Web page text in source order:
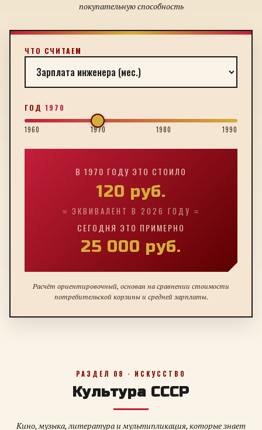
покупательную способность
ЧТО СЧИТАЕМ
ГОД 1970
1960 1970 1980 1990
В 1970 ГОДУ ЭТО СТОИЛО
120 руб.
≈ ЭКВИВАЛЕНТ В 2026 ГОДУ ≈
СЕГОДНЯ ЭТО ПРИМЕРНО
25 000 руб.
Расчёт ориентировочный, основан на сравнении стоимости
потребительской корзины и средней зарплаты.
РАЗДЕЛ 08 · ИСКУССТВО
Культура СССР
Кино, музыка, литература и мультипликация, которые знает